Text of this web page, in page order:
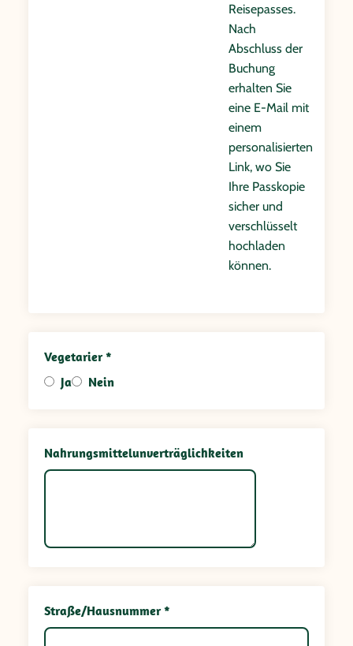
Reisepasses.
Nach
Abschluss der
Buchung
erhalten Sie
eine E-Mail mit
einem
personalisierten
Link, wo Sie
Ihre Passkopie
sicher und
verschlüsselt
hochladen
können.
Vegetarier *
Ja
Nein
Nahrungsmittelunverträglichkeiten
Straße/Hausnummer *